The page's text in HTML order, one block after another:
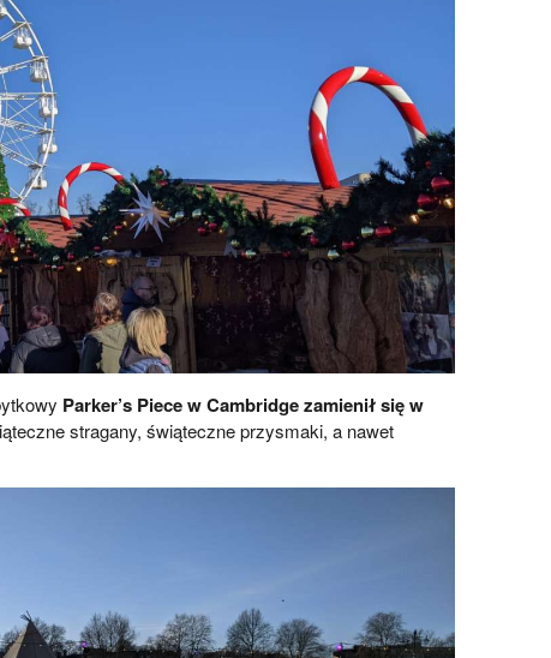
Parker’s Piece w Cambridge zamienił się w
stragany, świąteczne przysmaki, a nawet